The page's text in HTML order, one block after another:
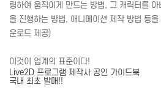
링하여 움직이게 만드는 방법, 그 캐릭터를
을 진행하는 방법, 애니메이션 제작 방법 등
운로드 제공)
이것이 업계의 표준이다!
Live2D 프로그램 제작사 공인 가이드북
국내 최초 발매!!